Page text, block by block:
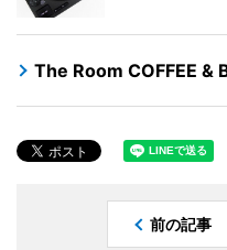
The Room COFFEE &
前の記事